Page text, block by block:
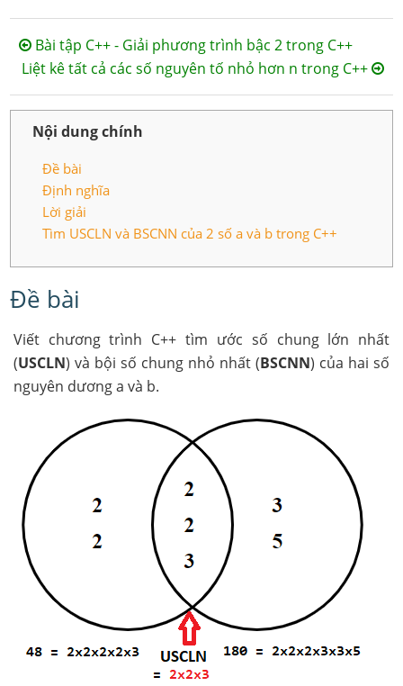
Bài tập C++ - Giải phương trình bậc 2 trong C++
Liệt kê tất cả các số nguyên tố nhỏ hơn n trong C++
Nội dung chính
Đề bài
Định nghĩa
Lời giải
Tìm USCLN và BSCNN của 2 số a và b trong C++
Đề bài
Viết chương trình C++ tìm ước số chung lớn nhất
(USCLN) và bội số chung nhỏ nhất (BSCNN) của hai số
nguyên dương a và b.